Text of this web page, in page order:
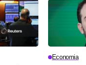
Economia